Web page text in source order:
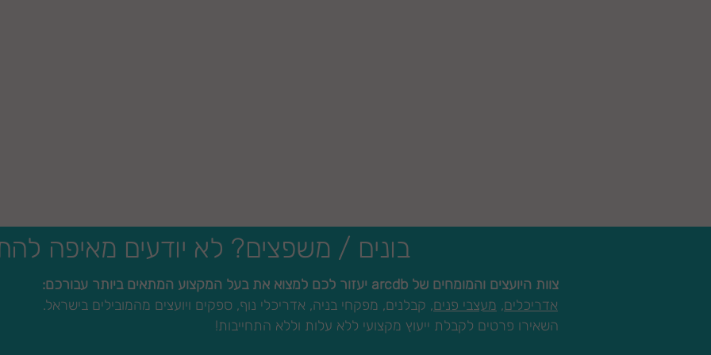
בונים / משפצים? לא יודעים מאיפה
צוות היועצים והמומחים של arcdb יעזור לכם למצוא את בעל המקצוע המתאים ביותר עבורכם:
אדריכלים, מעצבי פנים, קבלנים, מפקחי בניה, אדריכלי נוף, ספקים ויועצים מהמובילים בישראל.
השאירו פרטים לקבלת ייעוץ מקצועי ללא עלות וללא התחייבות!